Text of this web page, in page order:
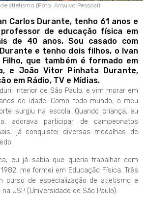
atletismo (Foto: Arquivo Pessoal)
Carlos Durante, tenho 61 anos e
de educação física em
de 40 anos. Sou casado com
e tenho dois filhos, o Ivan
que também é formado em
e João Vitor Pinhata Durante,
em Rádio, TV e Mídias.
interior de São Paulo, e vim morar em
de idade. Como todo mundo, o meu
surgiu na escola. Quando criança, eu
adorava participar de campeonatos
já conquistei diversas medalhas de
eu já sabia que queria trabalhar com
me formei em Educação Física. Três
curso de especialização de atletismo e
USP (Universidade de São Paulo).